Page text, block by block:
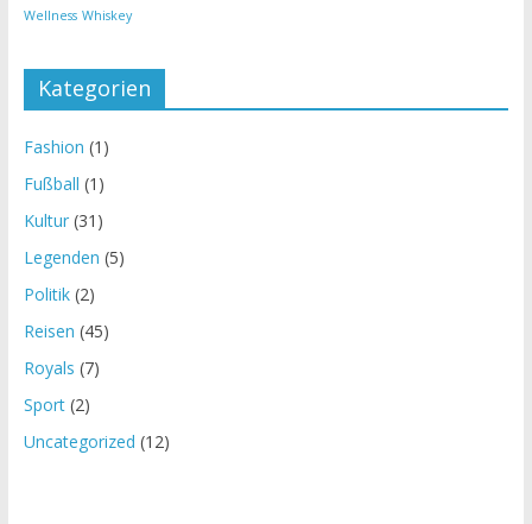
Wellness Whiskey
Kategorien
Fashion (1)
Fußball (1)
Kultur(31)
Legenden (5)
Politik(2)
Reisen (45)
Royals (7)
Sport(2)
Uncategorized (12)